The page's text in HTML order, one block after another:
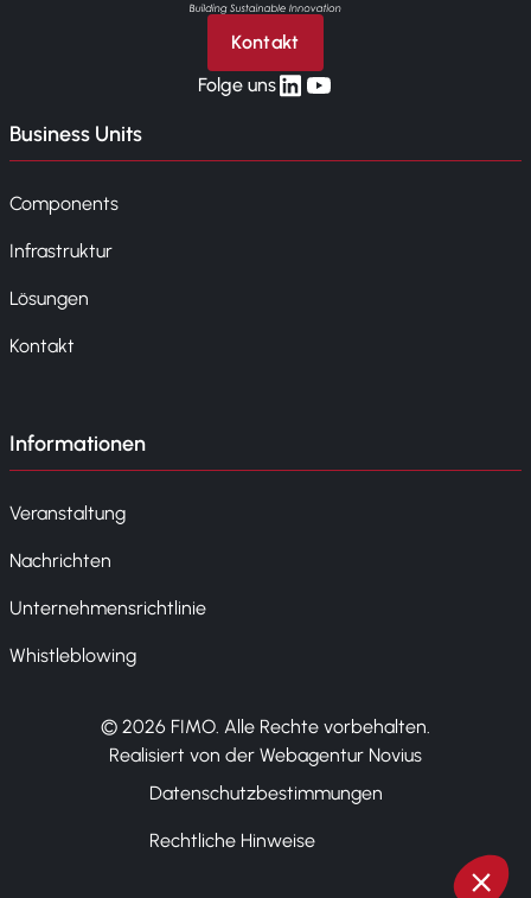
Kontakt
Folge unslinkedin
yt
Business Units
Components
Infrastruktur
Lösungen
Kontakt
Informationen
Veranstaltung
Nachrichten
Unternehmensrichtlinie
Whistleblowing
© 2026 FIMO. Alle Rechte vorbehalten.
Realisiert von der Webagentur Novius
Datenschutzbestimmungen
Rechtliche Hinweise